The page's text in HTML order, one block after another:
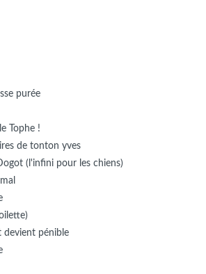
purée
Tophe !
de tonton yves
(l'infini pour les chiens)
devient pénible